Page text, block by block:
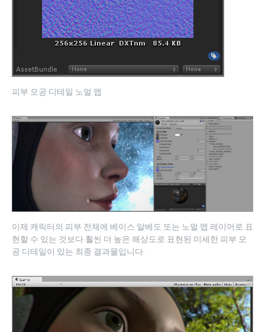
피부 모공 디테일 노멀 맵
이제 캐릭터의 피부 전체에 베이스 알베도 또는 노멀 맵 레이어로 표
현할 수 있는 것보다 훨씬 더 높은 해상도로 표현된 미세한 피부 모
공 디테일이 있는 최종 결과물입니다.